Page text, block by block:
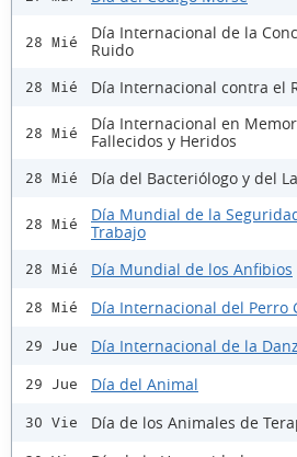
28 Mié
Día Internacional de la
Ruido
28 Mié Día Internacional contra el
28 Mié
Día Internacional en
Fallecidos y Heridos
28 Mié Día del Bacteriólogo y del
28 Mié
Día Mundial de la
Trabajo
28 Mié Día Mundial de los Anfibios
28 Mié Día Internacional del Perro
29 Jue Día Internacional de la
29 Jue Día del Animal
30 Vie Día de los Animales de